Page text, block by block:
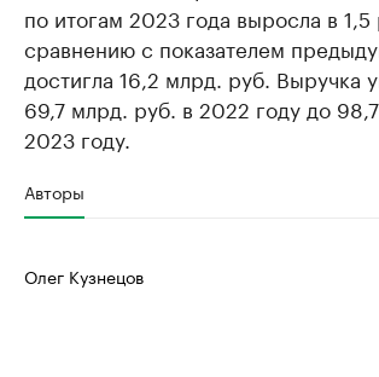
по итогам 2023 года выросла в 1,5
сравнению с показателем
достигла 16,2 млрд. руб. Выручка
69,7 млрд. руб. в 2022 году до
2023 году.
Авторы
Олег Кузнецов